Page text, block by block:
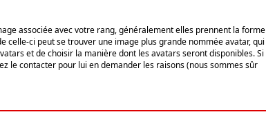
associée avec votre rang, généralement elles prennent la forme
celle-ci peut se trouver une image plus grande nommée avatar, qui
et de choisir la manière dont les avatars seront disponibles. Si
le contacter pour lui en demander les raisons (nous sommes sûr